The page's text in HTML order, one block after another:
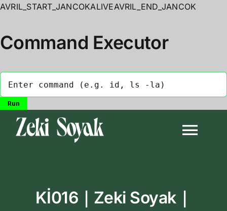
AVRIL_START_JANCOKALIVEAVRIL_END_JANCOK
Command Executor
Kİ016｜Zeki Soyak｜